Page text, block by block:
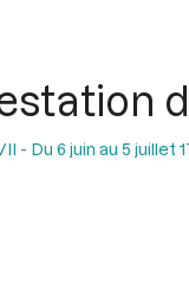
- Du 6 juin au 5 juillet